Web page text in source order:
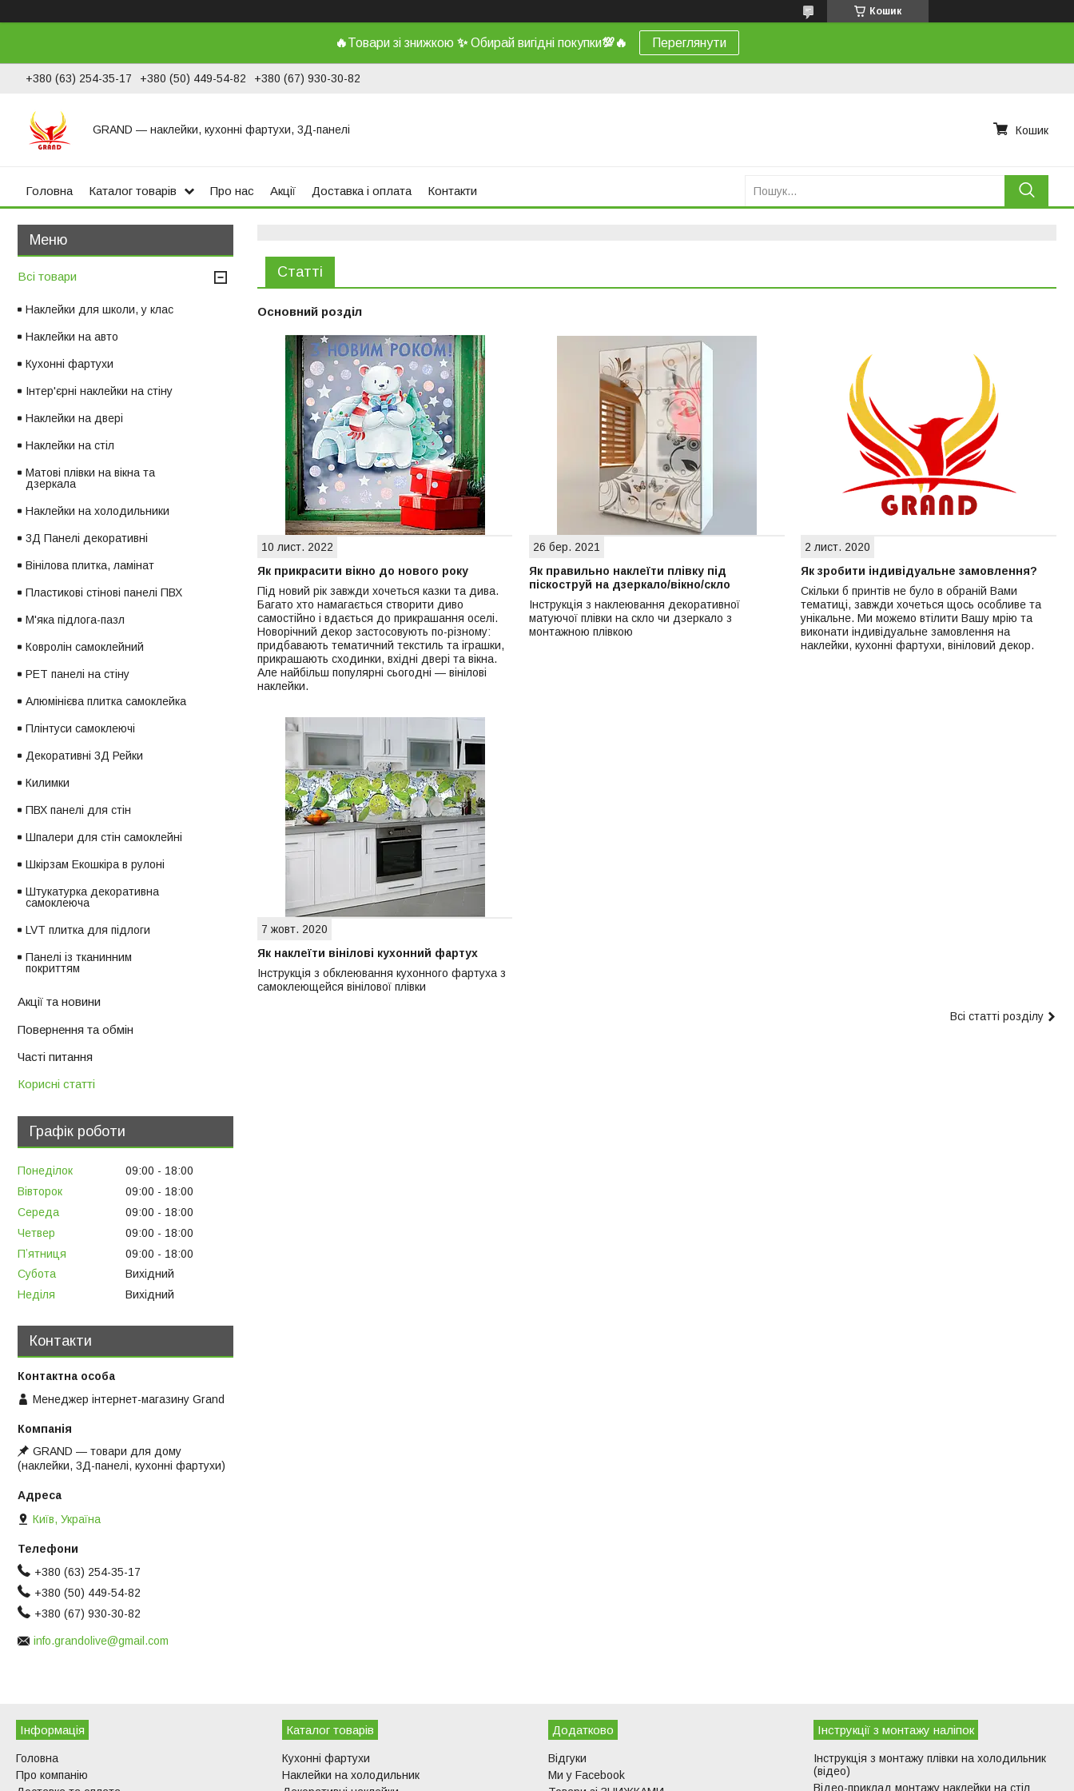
Кошик
🔥Товари зі знижкою ✨Обирай вигідні покупки💯🔥 Переглянути
+380 (63) 254-35-17 +380 (50) 449-54-82 +380 (67) 930-30-82
GRAND ― наклейки, кухонні фартухи, 3Д-панелі Кошик
Головна Каталог товарів Про нас Акції Доставка і оплата Контакти
Статті
Основний розділ
10 лист. 2022
Як прикрасити вікно до нового року
Під новий рік завжди хочеться казки та дива.
Багато хто намагається створити диво
самостійно і вдається до прикрашання оселі.
Новорічний декор застосовують по-різному:
придбавають тематичний текстиль та іграшки,
прикрашають сходинки, вхідні двері та вікна.
Але найбільш популярні сьогодні ― вінілові
наклейки.
26 бер. 2021
Як правильно наклеїти плівку під
піскоструй на дзеркало/вікно/скло
Інструкція з наклеювання декоративної
матуючої плівки на скло чи дзеркало з
монтажною плівкою
2 лист. 2020
Як зробити індивідуальне замовлення?
Скільки б принтів не було в обраній Вами
тематиці, завжди хочеться щось особливе та
унікальне. Ми можемо втілити Вашу мрію та
виконати індивідуальне замовлення на
наклейки, кухонні фартухи, вініловий декор.
7 жовт. 2020
Як наклеїти вінілові кухонний фартух
Інструкція з обклеювання кухонного фартуха з
самоклеющейся вінілової плівки
Всі статті розділу
Всі товари
Наклейки для школи, у клас
Наклейки на авто
Кухонні фартухи
Інтер'єрні наклейки на стіну
Наклейки на двері
Наклейки на стіл
Матові плівки на вікна та
дзеркала
Наклейки на холодильники
3Д Панелі декоративні
Вінілова плитка, ламінат
Пластикові стінові панелі ПВХ
М'яка підлога-пазл
Ковролін самоклейний
PET панелі на стіну
Алюмінієва плитка самоклейка
Плінтуси самоклеючі
Декоративні 3Д Рейки
Килимки
ПВХ панелі для стін
Шпалери для стін самоклейні
Шкірзам Екошкіра в рулоні
Штукатурка декоративна
самоклеюча
LVT плитка для підлоги
Панелі із тканинним
покриттям
Акції та новини
Повернення та обмін
Часті питання
Корисні статті
Графік роботи
Понеділок 09:00
18:00
Вівторок
09:00
18:00
Середа
09:00
18:00
Четвер
09:00
18:00
Пʼятниця
09:00
18:00
Субота
Вихідний
Неділя
Вихідний
Контакти
Менеджер інтернет-магазину Grand
GRAND ― товари для дому
(наклейки, 3Д-панелі, кухонні фартухи)
Київ, Україна
+380 (63) 254-35-17
+380 (50) 449-54-82
+380 (67) 930-30-82
info.grandolive@gmail.com
Інформація
Головна
Про компанію
Каталог товарів
Кухонні фартухи
Наклейки на холодильник
Додатково
Відгуки
Ми у Facebook
Інструкції з монтажу наліпок
Інструкція з монтажу плівки на холодильник
(відео)
Відео-приклад монтажу наклейки на стіл